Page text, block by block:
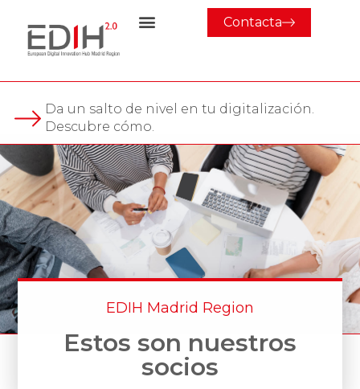
Contacta
Da un salto de nivel en tu digitalización.
Descubre cómo.
EDIH Madrid Region
Estos son nuestros
socios